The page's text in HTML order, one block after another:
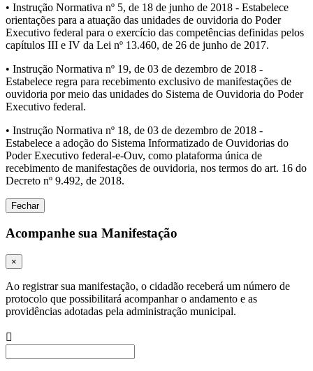
• Instrução Normativa nº 5, de 18 de junho de 2018 - Estabelece
orientações para a atuação das unidades de ouvidoria do Poder
Executivo federal para o exercício das competências definidas pelos
capítulos III e IV da Lei nº 13.460, de 26 de junho de 2017.
• Instrução Normativa nº 19, de 03 de dezembro de 2018 -
Estabelece regra para recebimento exclusivo de manifestações de
ouvidoria por meio das unidades do Sistema de Ouvidoria do Poder
Executivo federal.
• Instrução Normativa nº 18, de 03 de dezembro de 2018 -
Estabelece a adoção do Sistema Informatizado de Ouvidorias do
Poder Executivo federal-e-Ouv, como plataforma única de
recebimento de manifestações de ouvidoria, nos termos do art. 16 do
Decreto nº 9.492, de 2018.
Fechar
Acompanhe sua Manifestação
×
Ao registrar sua manifestação, o cidadão receberá um número de
protocolo que possibilitará acompanhar o andamento e as
providências adotadas pela administração municipal.